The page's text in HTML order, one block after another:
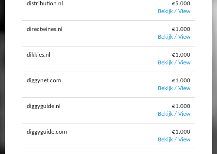
distribution.nl
€5.000
Bekijk / View
directwines.nl
€1.000
Bekijk / View
dikkies.nl
€1.000
Bekijk / View
diggynet.com
€1.000
Bekijk / View
diggyguide.nl
€1.000
Bekijk / View
diggyguide.com
€1.000
Bekijk / View